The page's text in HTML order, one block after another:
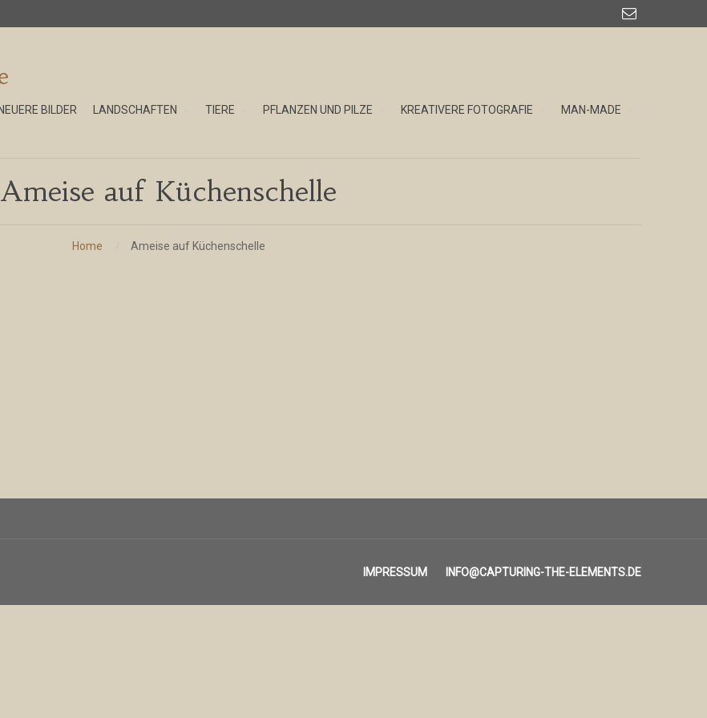

NEUERE BILDER LANDSCHAFTEN TIERE PFLANZEN UND PILZE KREATIVERE FOTOGRAFIE MAN-MADE
Ameise auf Küchenschelle
Home Ameise auf Küchenschelle
IMPRESSUM INFO@CAPTURING-THE-ELEMENTS.DE